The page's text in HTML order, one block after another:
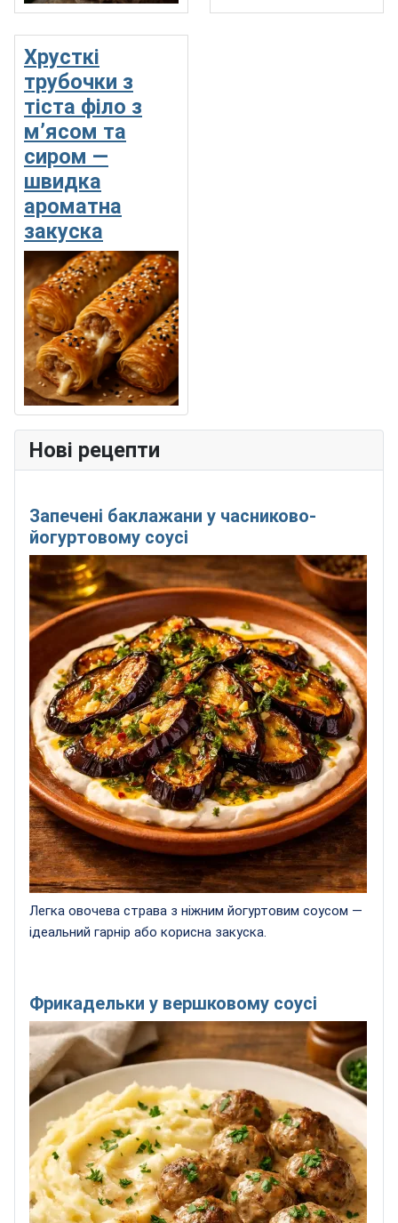
Хрусткі
трубочки з
тіста філо з
м’ясом та
сиром —
швидка
ароматна
закуска
Нові рецепти
Запечені баклажани у часниково-
йогуртовому соусі
Легка овочева страва з ніжним йогуртовим соусом —
ідеальний гарнір або корисна закуска.
Фрикадельки у вершковому соусі